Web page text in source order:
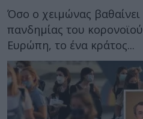
Όσο ο χειμώνας βαθαίνει
πανδημίας του
Ευρώπη, το ένα κράτος...